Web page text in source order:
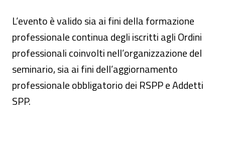
L’evento è valido sia ai fini della formazione
professionale continua degli iscritti agli Ordini
professionali coinvolti nell’organizzazione del
seminario, sia ai fini dell’aggiornamento
professionale obbligatorio dei RSPP e Addetti
SPP.